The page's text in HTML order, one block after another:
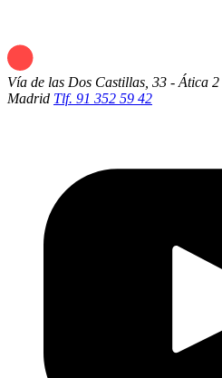
Vía de las Dos Castillas, 33 - Ática 2
Madrid Tlf. 91 352 59 42